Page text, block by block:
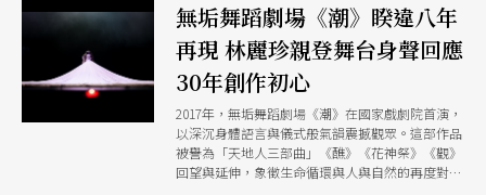
無垢舞蹈劇場《潮》睽違八年
再現 林麗珍親登舞台身聲回應
30年創作初心
2017年，無垢舞蹈劇場《潮》在國家戲劇院首演，
以深沉身體語言與儀式般氣韻震撼觀眾。這部作品
被譽為「天地人三部曲」《醮》《花神祭》《觀》
回望與延伸，象徵生命循環與人與自然的再度對